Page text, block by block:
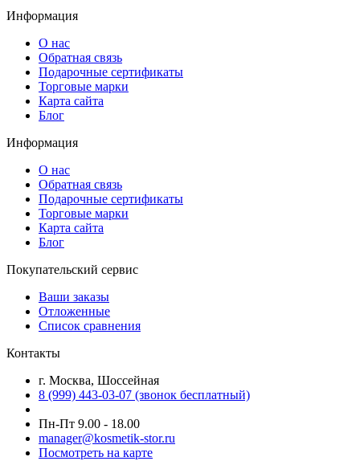
Информация
О нас
Обратная связь
Подарочные сертификаты
Торговые марки
Карта сайта
Блог
Информация
О нас
Обратная связь
Подарочные сертификаты
Торговые марки
Карта сайта
Блог
Покупательский сервис
Ваши заказы
Отложенные
Список сравнения
Контакты
г. Москва, Шоссейная
8 (999) 443-03-07 (звонок бесплатный)
Пн-Пт 9.00 - 18.00
manager@kosmetik-stor.ru
Посмотреть на карте